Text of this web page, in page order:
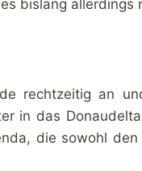
bislang
rechtzeitig an
in das
die sowohl